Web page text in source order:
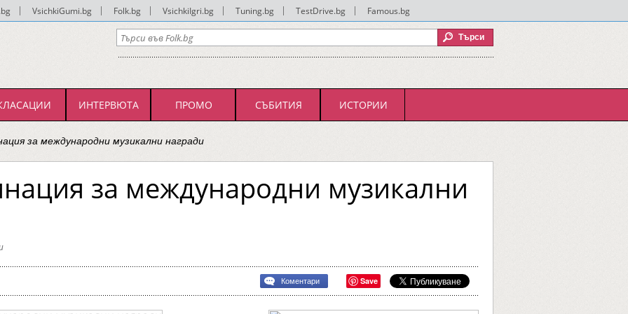
VsichkiGumi.bg Folk.bg VsichkiIgri.bg Tuning.bg TestDrive.bg Famous.bg
ИНТЕРВЮТА ПРОМО СЪБИТИЯ ИСТОРИИ
за международни музикални награди
за международни музикални
Коментари Save